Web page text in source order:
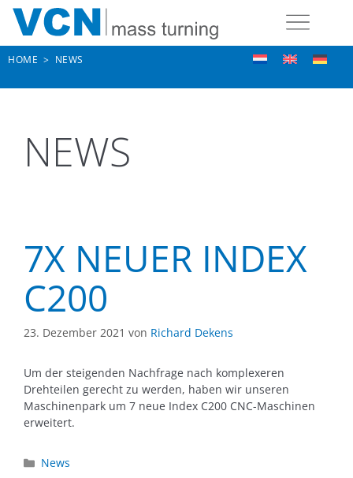
HOME > NEWS
NEWS
7X NEUER INDEX
C200
23. Dezember 2021 von Richard Dekens
Um der steigenden Nachfrage nach komplexeren
Drehteilen gerecht zu werden, haben wir unseren
Maschinenpark um 7 neue Index C200 CNC-Maschinen
erweitert.
News